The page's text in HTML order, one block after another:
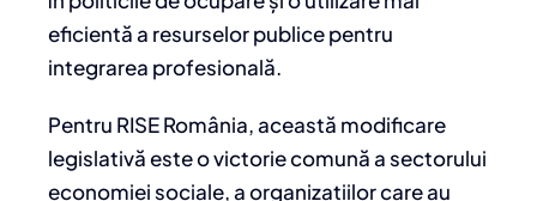
eficientă a resurselor publice pentru
integrarea profesională.
Pentru RISE România, această modificare
legislativă este o victorie comună a sectorului
economiei sociale, a organizațiilor care au